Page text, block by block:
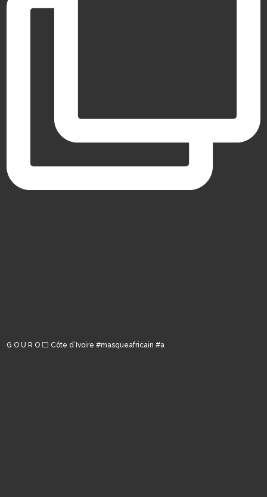
G O U R O ⬜️ Côte d’Ivoire #masqueafricain #a